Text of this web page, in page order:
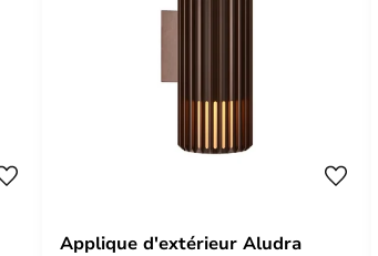
Applique d'extérieur Aludra